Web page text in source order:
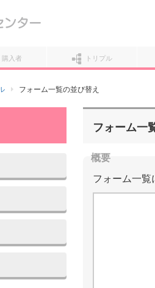
購入者 トリプル
フォーム一覧の並び替え
フォーム一
フォーム一覧